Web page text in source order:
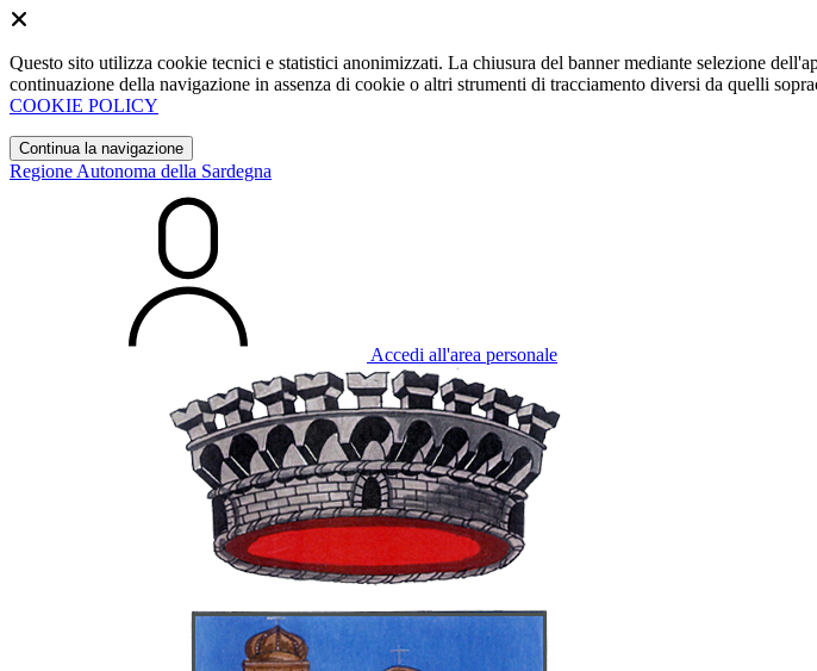
Questo sito utilizza cookie tecnici e statistici anonimizzati. La chiusura del banner mediante selezione
continuazione della navigazione in assenza di cookie o altri strumenti di tracciamento diversi da quelli
COOKIE POLICY
Continua la navigazione
Regione Autonoma della Sardegna
Accedi all'area personale